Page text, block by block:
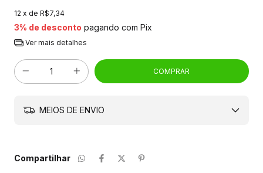
12 x de R$7,34
3% de desconto pagando com Pix
Ver mais detalhes
MEIOS DE ENVIO
Compartilhar